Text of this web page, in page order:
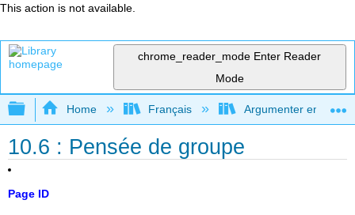
This action is not available.
chrome_reader_mode Enter Reader
Mode
Expand/collapse global hierarchy
Home Français Argumenter en
10.6 : Pensée de groupe
Page ID